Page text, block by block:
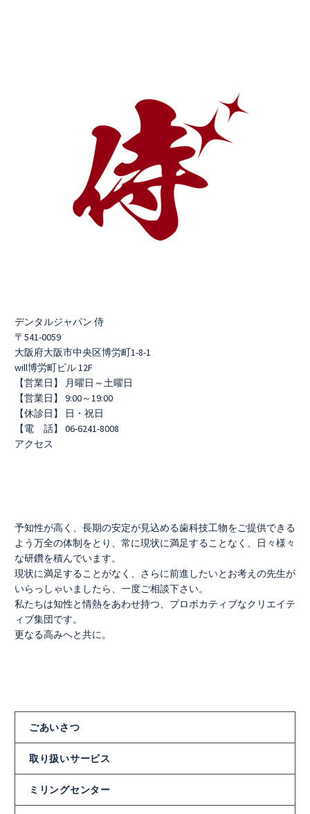
デンタルジャパン 侍
〒541-0059
大阪府大阪市中央区博労町1-8-1
will博労町ビル 12F
【営業日】 月曜日～土曜日
【営業日】 9:00～19:00
【休診日】 日・祝日
【電 話】 06-6241-8008
アクセス
予知性が高く、長期の安定が見込める歯科技工物をご提供できる
よう万全の体制をとり、常に現状に満足することなく、日々様々
な研鑽を積んでいます。
現状に満足することがなく、さらに前進したいとお考えの先生が
いらっしゃいましたら、一度ご相談下さい。
私たちは知性と情熱をあわせ持つ、プロボカティブなクリエイテ
ィブ集団です。
更なる高みへと共に。
ごあいさつ
取り扱いサービス
ミリングセンター